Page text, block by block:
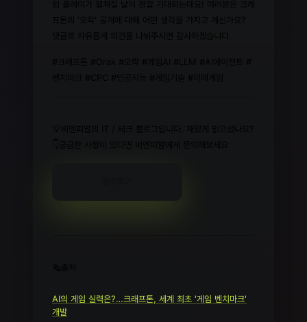
AI의 게임 실력은?…크래프톤, 세계 최초 '게임 벤치마크'
개발